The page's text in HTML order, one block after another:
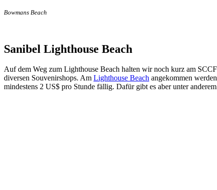
Bowmans Beach
Sanibel Lighthouse Beach
Auf dem Weg zum Lighthouse Beach halten wir noch kurz am
diversen Souvenirshops. Am Lighthouse Beach angekommen
mindestens 2 US$ pro Stunde fällig. Dafür gibt es aber unter